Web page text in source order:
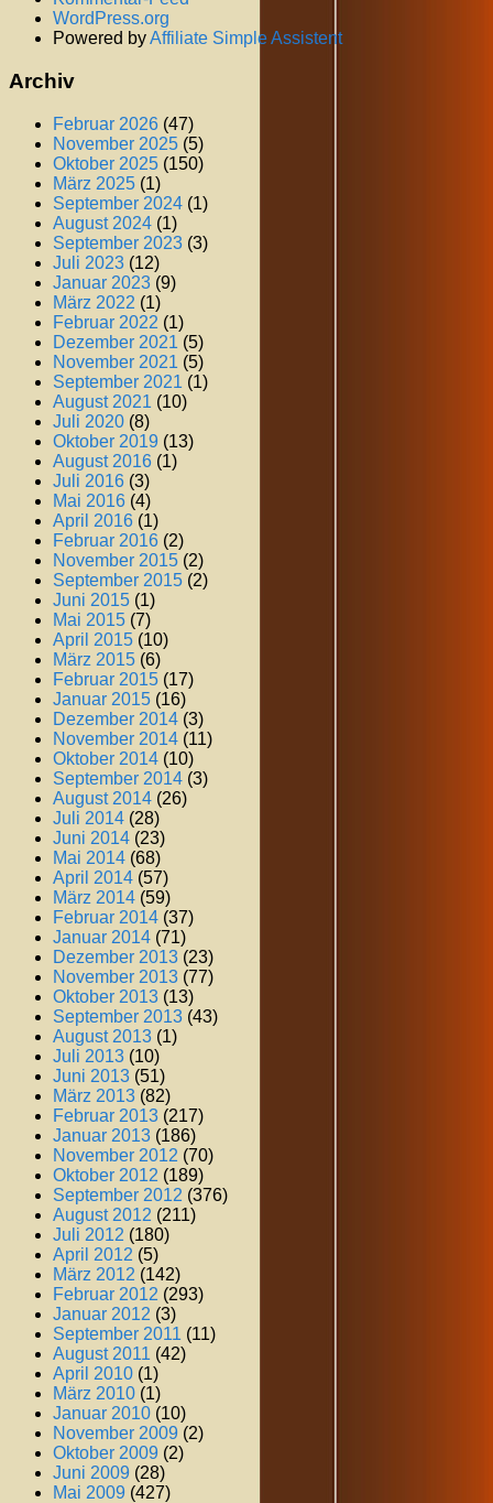
WordPress.org
Powered byAffiliate Simple Assistent
Archiv
Februar 2026 (47)
November 2025 (5)
Oktober 2025 (150)
März 2025 (1)
September 2024 (1)
August 2024 (1)
September 2023 (3)
Juli 2023 (12)
Januar 2023 (9)
März 2022 (1)
Februar 2022 (1)
Dezember 2021 (5)
November 2021 (5)
September 2021 (1)
August 2021 (10)
Juli 2020 (8)
Oktober 2019 (13)
August 2016 (1)
Juli 2016 (3)
Mai 2016 (4)
April 2016 (1)
Februar 2016 (2)
November 2015 (2)
September 2015 (2)
Juni 2015 (1)
Mai 2015 (7)
April 2015 (10)
März 2015 (6)
Februar 2015 (17)
Januar 2015 (16)
Dezember 2014 (3)
November 2014 (11)
Oktober 2014 (10)
September 2014 (3)
August 2014 (26)
Juli 2014 (28)
Juni 2014 (23)
Mai 2014 (68)
April 2014 (57)
März 2014 (59)
Februar 2014 (37)
Januar 2014 (71)
Dezember 2013 (23)
November 2013 (77)
Oktober 2013 (13)
September 2013 (43)
August 2013 (1)
Juli 2013 (10)
Juni 2013 (51)
März 2013 (82)
Februar 2013 (217)
Januar 2013 (186)
November 2012 (70)
Oktober 2012 (189)
September 2012 (376)
August 2012 (211)
Juli 2012 (180)
April 2012 (5)
März 2012 (142)
Februar 2012 (293)
Januar 2012 (3)
September 2011 (11)
August 2011 (42)
April 2010 (1)
März 2010 (1)
Januar 2010 (10)
November 2009 (2)
Oktober 2009 (2)
Juni 2009 (28)
Mai 2009 (427)